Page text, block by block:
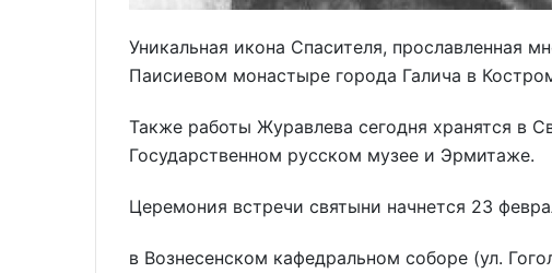
Уникальная икона Спасителя, прославленная
Паисиевом монастыре города Галича в
Также работы Журавлева сегодня хранятся в
Государственном русском музее и Эрмитаже.
Церемония встречи святыни начнется 23
в Вознесенском кафедральном соборе (ул.